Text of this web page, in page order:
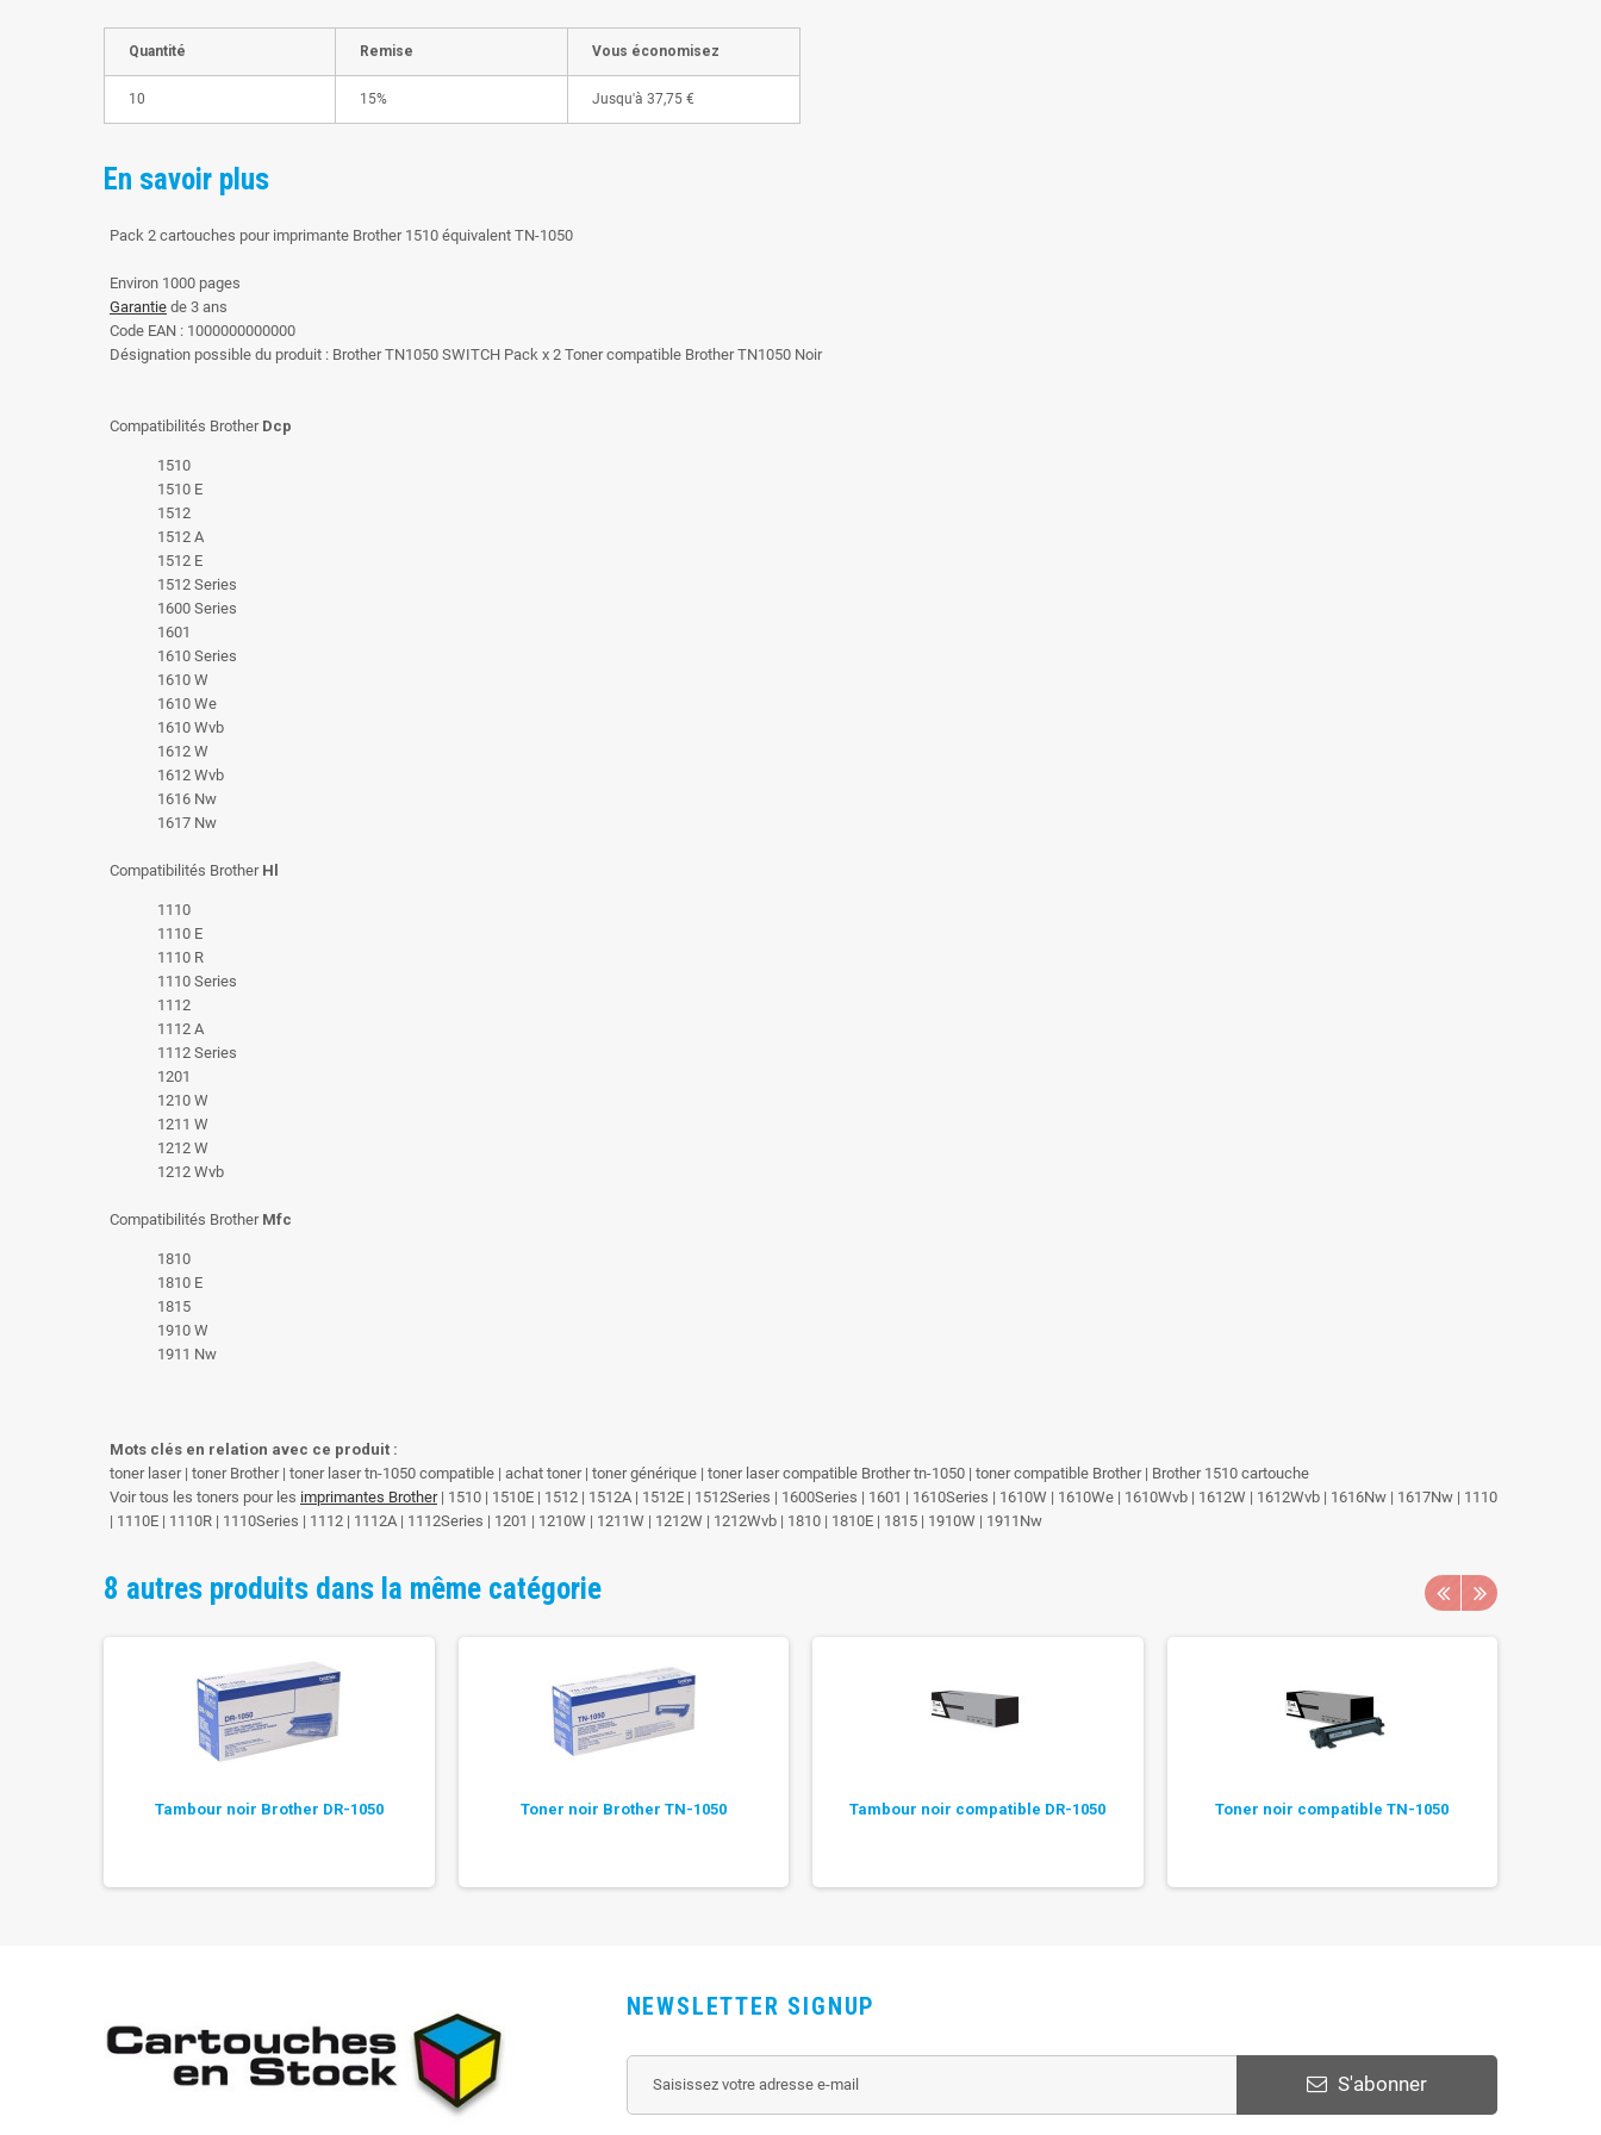
Quantité Remise Vous économisez
10 15% Jusqu'à 37,75 €
En savoir plus
Pack 2 cartouches pour imprimante Brother 1510 équivalent TN-1050
Environ 1000 pages
Garantie de 3 ans
Code EAN : 1000000000000
Désignation possible du produit : Brother TN1050 SWITCH Pack x 2 Toner compatible Brother TN1050 Noir
Compatibilités Brother Dcp
1510
1510 E
1512
1512 A
1512 E
1512 Series
1600 Series
1601
1610 Series
1610 W
1610 We
1610 Wvb
1612 W
1612 Wvb
1616 Nw
1617 Nw
Compatibilités Brother Hl
1110
1110 E
1110 R
1110 Series
1112
1112 A
1112 Series
1201
1210 W
1211 W
1212 W
1212 Wvb
Compatibilités Brother Mfc
1810
1810 E
1815
1910 W
1911 Nw
Mots clés en relation avec ce produit :
toner laser | toner Brother | toner laser tn-1050 compatible | achat toner | toner générique | toner laser compatible Brother tn-1050 | toner compatible Brother | Brother 1510 cartouche
Voir tous les toners pour les imprimantes Brother| 1510 | 1510E | 1512 | 1512A | 1512E | 1512Series | 1600Series | 1601 | 1610Series | 1610W | 1610We | 1610Wvb | 1612W | 1612Wvb | 1616Nw | 1617Nw | 1110
| 1110E | 1110R | 1110Series | 1112 | 1112A | 1112Series | 1201 | 1210W | 1211W | 1212W | 1212Wvb | 1810 | 1810E | 1815 | 1910W | 1911Nw
8 autres produits dans la même catégorie
Tambour noir Brother DR-1050 Toner noir Brother TN-1050 Tambour noir compatible DR-1050 Toner noir compatible TN-1050
NEWSLETTER SIGNUP
S'abonner